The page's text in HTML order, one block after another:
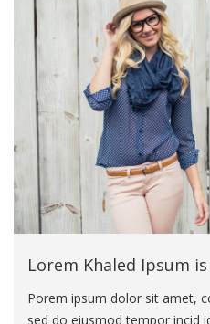
tempor incid idunt ut labore et
enim ad minim veniam
labore
Lorem Khaled Ipsum
Porem ipsum dolor sit amet,
sed do eiusmod tempor incid